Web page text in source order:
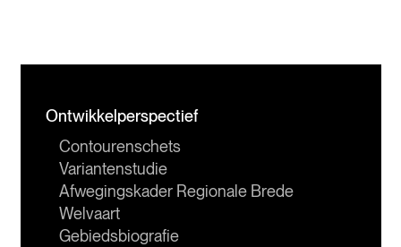
Ontwikkelperspectief
Contourenschets
Variantenstudie
Afwegingskader Regionale Brede
Welvaart
Gebiedsbiografie